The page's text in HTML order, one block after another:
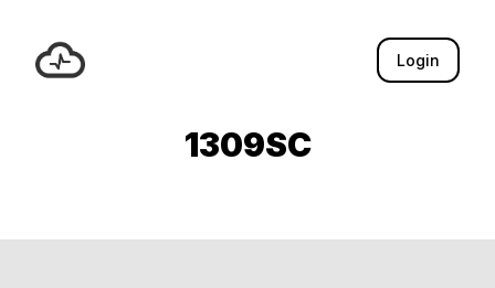
Login
1309SC